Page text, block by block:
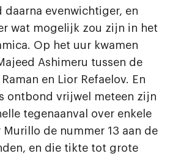
daarna evenwichtiger, en
wat mogelijk zou zijn in het
Op het uur kwamen
Ashimeru tussen de
en Lior Refaelov. En
ontbond vrijwel meteen zijn
tegenaanval over enkele
de nummer 13 aan de
en die tikte tot grote